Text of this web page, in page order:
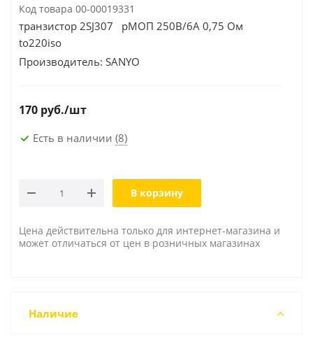
Код товара 00-00019331
транзистор 2SJ307 pМОП 250В/6А 0,75 Ом
to220iso
Производитель: SANYO
170 руб./шт
Есть в наличии (8)
В корзину
Цена действительна только для интернет-магазина и
может отличаться от цен в розничных магазинах
Наличие